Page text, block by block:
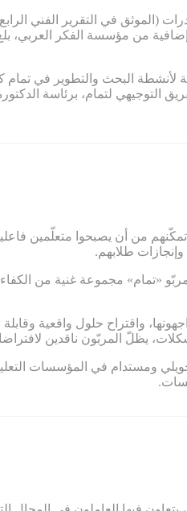
القدرات (الموثق في التقرير
الكاملة لأنشطة البحث
التوجيهي لتمام، برئاسة
من أن يصبحوا متعلّمين
طلابهم.
مجموعة غنية من الكفاءات
واقتراح حلول واقعية
يظلّ المربّون ناقدين
تحويلي ومستدام في المؤسسات